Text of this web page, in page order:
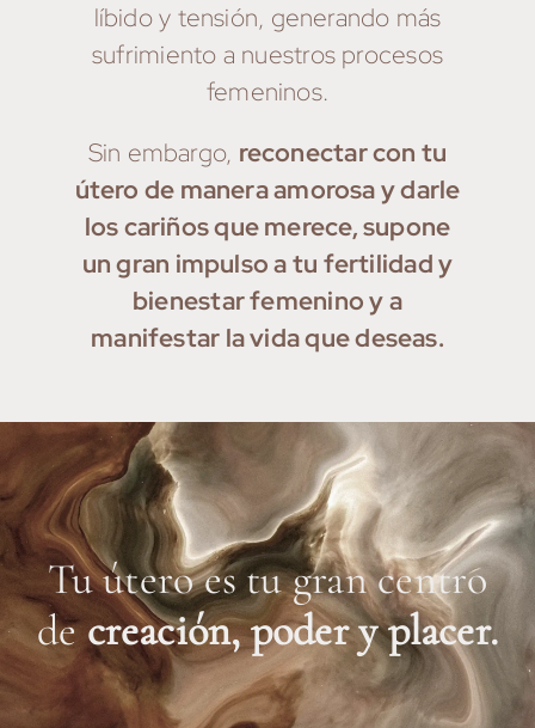
líbido y tensión, generando más
sufrimiento a nuestros procesos
femeninos.
Sin embargo, reconectar con tu
útero de manera amorosa y darle
los cariños que merece, supone
un gran impulso a tu fertilidad y
bienestar femenino y a
manifestar la vida que deseas.
Tu útero es tu gran centro
decreación, poder y placer.